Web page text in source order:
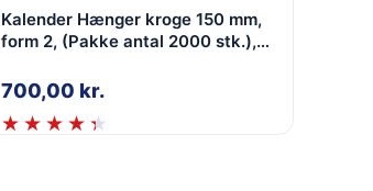
Kalender Hænger kroge 150 mm,
form 2, (Pakke antal 2000 stk.),
700,00 kr.